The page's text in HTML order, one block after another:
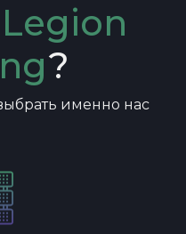
Legion
?
именно нас